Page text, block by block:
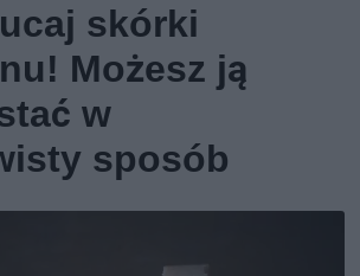
skórki
Możesz ją
w
sposób